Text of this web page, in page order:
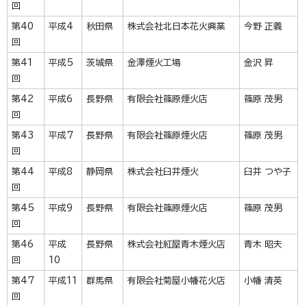
回
第40
回
平成4 秋田県 株式会社北日本花火興業 今野 正義
第41
回
平成5 茨城県 金澤煙火工場 金沢 昇
第42
回
平成6 長野県 有限会社篠原煙火店 篠原 茂男
第43
回
平成7 長野県 有限会社篠原煙火店 篠原 茂男
第44
回
平成8 静岡県 株式会社臼井煙火 臼井 つや子
第45
回
平成9 長野県 有限会社篠原煙火店 篠原 茂男
第46
回
平成
10
長野県 株式会社紅屋青木煙火店 青木 昭夫
第47
回
平成11 群馬県 有限会社菊屋小幡花火店 小幡 清英